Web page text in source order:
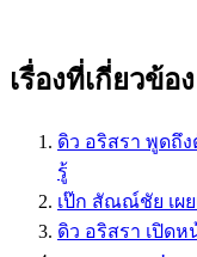
เรื่องที่เกี่ยวข้อง
ดิว อริสรา พูดถึ
รู้
เป๊ก สัณณ์ชัย เผ
ดิว อริสรา เปิด